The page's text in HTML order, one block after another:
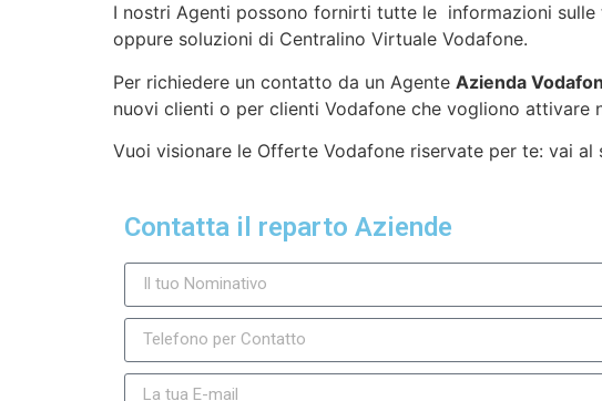
I nostri Agenti possono fornirti tutte le informazioni
oppure soluzioni di Centralino Virtuale Vodafone.
Per richiedere un contatto da un Agente Azienda
nuovi clienti o per clienti Vodafone che vogliono attivare
Vuoi visionare le Offerte Vodafone riservate per te: vai al
Contatta il reparto Aziende